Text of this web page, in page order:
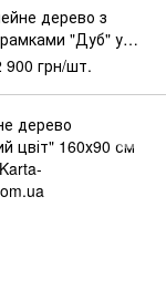
дерево з
"Дуб" у
кольорі 200x234 см
900 грн/шт.